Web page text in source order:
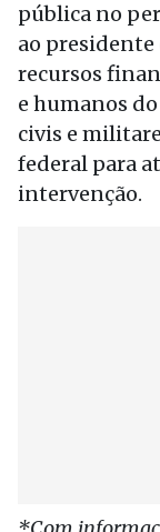
pública no
ao
recursos
e humanos
civis e
federal para
intervenção.